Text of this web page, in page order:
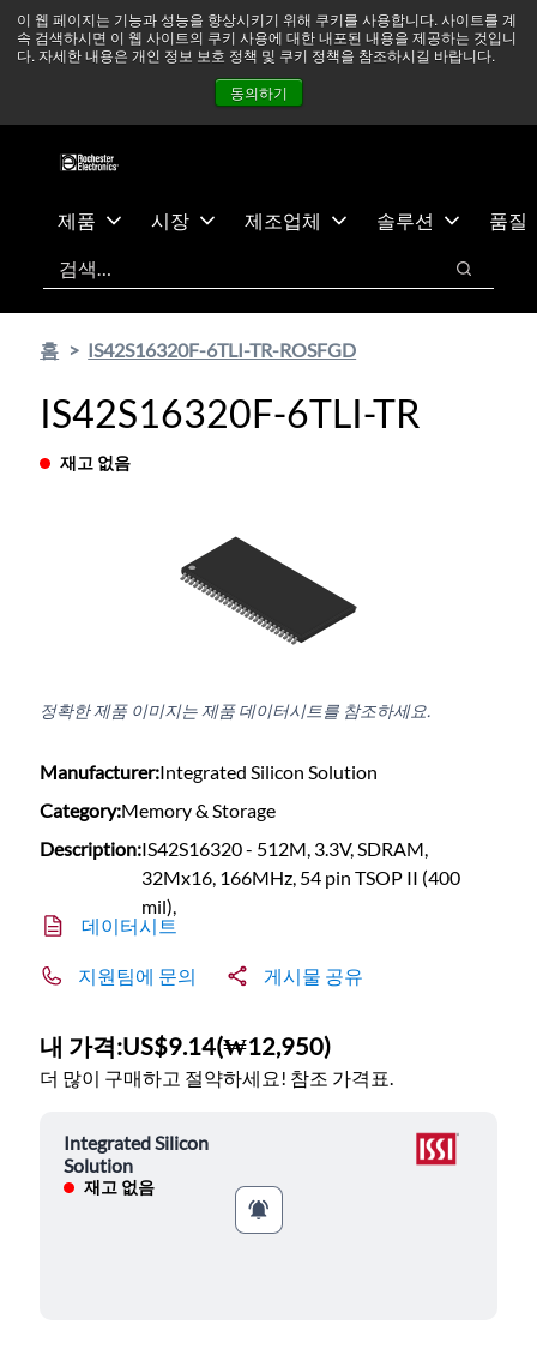
이 웹 페이지는 기능과 성능을 향상시키기 위해 쿠키를 사용합니다. 사이트를 계
속 검색하시면 이 웹 사이트의 쿠키 사용에 대한 내포된 내용을 제공하는 것입니
다. 자세한 내용은 개인 정보 보호 정책 및 쿠키 정책을 참조하시길 바랍니다.
동의하기
츠
건
중동 지역 상황을 지속적으로 주시하고 있으며, 모든 서비스는
정상적으로 운영되고 있습니다. 더 읽어보기 →
뉴스
문의하기
제품 시장 제조업체 솔루션
품질
검색
검색
홈 IS42S16320F-6TLI-TR-ROSFGD
IS42S16320F-6TLI-TR
재고 없음
정확한 제품 이미지는 제품 데이터시트를 참조하세요.
Manufacturer:Integrated Silicon Solution
Category:Memory & Storage
Description:IS42S16320 - 512M, 3.3V, SDRAM,
32Mx16, 166MHz, 54 pin TSOP II (400
mil),
데이터시트
지원팀에 문의 게시물 공유
내 가격:US$9.14(₩12,950)
더 많이 구매하고 절약하세요! 참조 가격표.
Integrated Silicon
Solution
재고 없음